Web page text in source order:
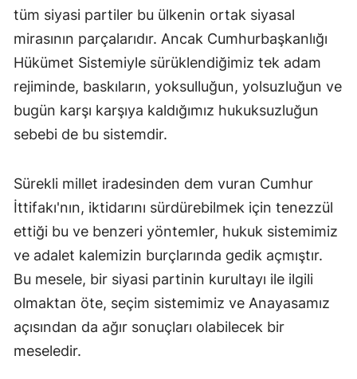
tüm siyasi partiler bu ülkenin ortak siyasal
mirasının parçalarıdır. Ancak Cumhurbaşkanlığı
Hükümet Sistemiyle sürüklendiğimiz tek adam
rejiminde, baskıların, yoksulluğun, yolsuzluğun ve
bugün karşı karşıya kaldığımız hukuksuzluğun
sebebi de bu sistemdir.
Sürekli millet iradesinden dem vuran Cumhur
İttifakı'nın, iktidarını sürdürebilmek için tenezzül
ettiği bu ve benzeri yöntemler, hukuk sistemimiz
ve adalet kalemizin burçlarında gedik açmıştır.
Bu mesele, bir siyasi partinin kurultayı ile ilgili
olmaktan öte, seçim sistemimiz ve Anayasamız
açısından da ağır sonuçları olabilecek bir
meseledir.